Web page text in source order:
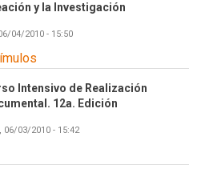
y la Investigación
04/2010 - 15:50
Intensivo de Realización
12a. Edición
06/03/2010 - 15:42